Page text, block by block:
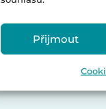
Přijmout